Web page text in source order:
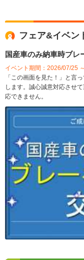
フェア&イベン
国産車のみ納車時ブレ
イベント期間：2026/07/25
「この画面を見た！」と言
します。誠心誠意対応させ
応できません。